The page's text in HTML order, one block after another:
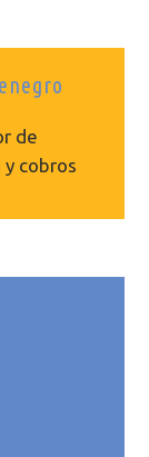
de
cobros